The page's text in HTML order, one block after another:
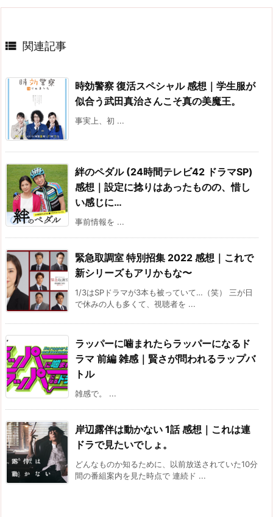
 関連記事
時効警察 復活スペシャル 感想｜学生服が
似合う武田真治さんこそ真の美魔王。
事実上、初 ...
絆のペダル (24時間テレビ42 ドラマSP)
感想｜設定に捻りはあったものの、惜し
い感じに…
事前情報を ...
緊急取調室 特別招集 2022 感想｜これで
新シリーズもアリかもな〜
1/3はSPドラマが3本も被っていて…（笑） 三が日
で休みの人も多くて、視聴者を ...
ラッパーに噛まれたらラッパーになるド
ラマ 前編 雑感｜賢さが問われるラップバ
トル
雑感で。 ...
岸辺露伴は動かない 1話 感想｜これは連
ドラで見たいでしょ。
どんなものか知るために、以前放送されていた10分
間の番組案内を見た時点で 連続ド ...